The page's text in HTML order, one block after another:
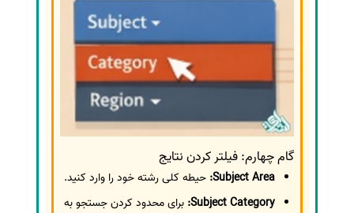
گام چهارم: فیلتر کردن نتایج
Subject Area: حیطه کلی رشته خود را وارد کنید.
Subject Category: برای محدود کردن جستجو به